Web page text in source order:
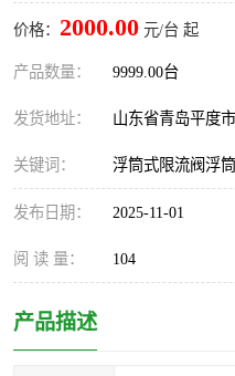
价格： 2000.00 元/台 起
产品数量： 9999.00台
发货地址： 山东省青岛平度市
关键词： 浮筒式限流阀浮
发布日期： 2025-11-01
阅 读 量： 104
产品描述
水平自清洗格栅